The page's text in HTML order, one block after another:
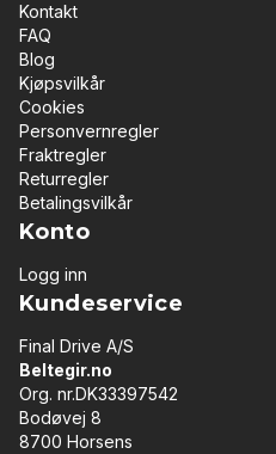
Kontakt
FAQ
Blog
Kjøpsvilkår
Cookies
Personvernregler
Fraktregler
Returregler
Betalingsvilkår
Konto
Logg inn
Kundeservice
Final Drive A/S
Beltegir.no
Org. nr.DK33397542
Bodøvej 8
8700 Horsens